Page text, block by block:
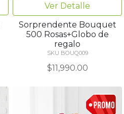
Ver Detalle
Sorprendente Bouquet
500 Rosas+Globo de
regalo
SKU BOUQ009
$11,990.00